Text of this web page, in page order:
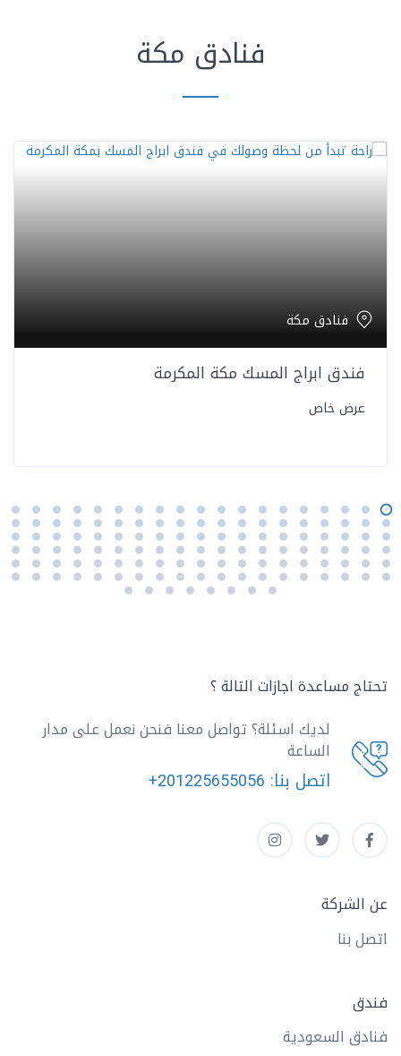
فنادق مكة
فنادق مكة
فندق ابراج المسك مكة المكرمة
عرض خاص
تحتاج مساعدة اجازات التالة ؟
لديك اسئلة؟ تواصل معنا فنحن نعمل على مدار
الساعة
اتصل بنا: +201225655056
عن الشركة
اتصل بنا
فندق
فنادق السعودية